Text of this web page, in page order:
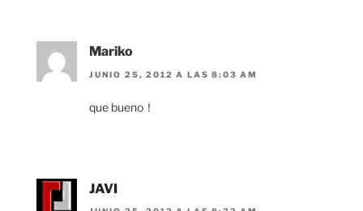
Mariko
JUNIO 25, 2012 A LAS 8:03 AM
que bueno！
JAVI